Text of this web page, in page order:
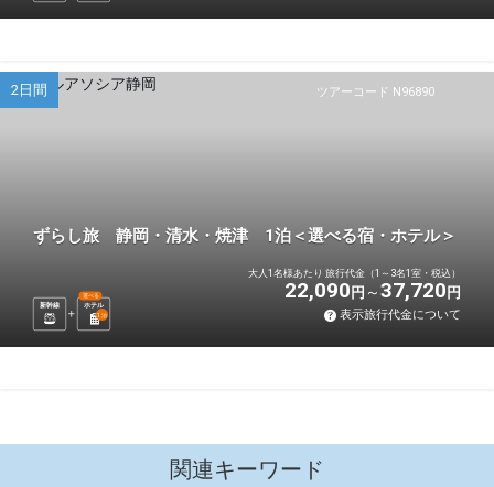
ツアーコード N96890
2日間
ずらし旅 静岡・清水・焼津 1泊＜選べる宿・ホテル＞
新幹線 ホテル
選べる
1 泊
大人1名様あたり 旅行代金（1～3名1室・税込）
22,090 円 37,720 円
表示旅行代金について
関連キーワード